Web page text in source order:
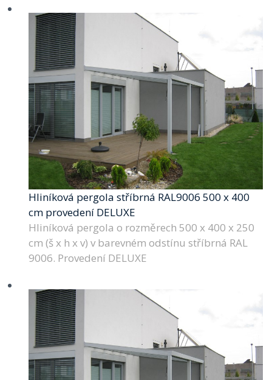
Hliníková pergola stříbrná RAL9006 500 x 400
cm provedení DELUXE
Hliníková pergola o rozměrech 500 x 400 x 250
cm (š x h x v) v barevném odstínu stříbrná RAL
9006. Provedení DELUXE